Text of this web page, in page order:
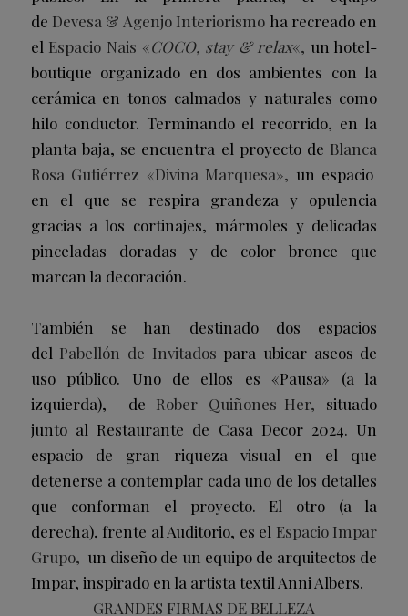
de Devesa & Agenjo Interiorismo ha recreado en
el Espacio Nais «COCO, stay & relax«, un hotel-
boutique organizado en dos ambientes con la
cerámica en tonos calmados y naturales como
hilo conductor. Terminando el recorrido, en la
planta baja, se encuentra el proyecto de Blanca
Rosa Gutiérrez «Divina Marquesa», un espacio
en el que se respira grandeza y opulencia
gracias a los cortinajes, mármoles y delicadas
pinceladas doradas y de color bronce que
marcan la decoración.
También se han destinado dos espacios
del Pabellón de Invitados para ubicar aseos de
uso público. Uno de ellos es «Pausa» (a la
izquierda), de Rober Quiñones-Her,
situado
junto al Restaurante de Casa Decor 2024. Un
espacio de gran riqueza visual en el que
detenerse a contemplar cada uno de los detalles
que conforman el proyecto. El otro (a la
derecha), frente al Auditorio, es el Espacio Impar
Grupo, un diseño de un equipo de arquitectos de
Impar, inspirado en la artista textil Anni Albers.
GRANDES FIRMAS DE BELLEZA